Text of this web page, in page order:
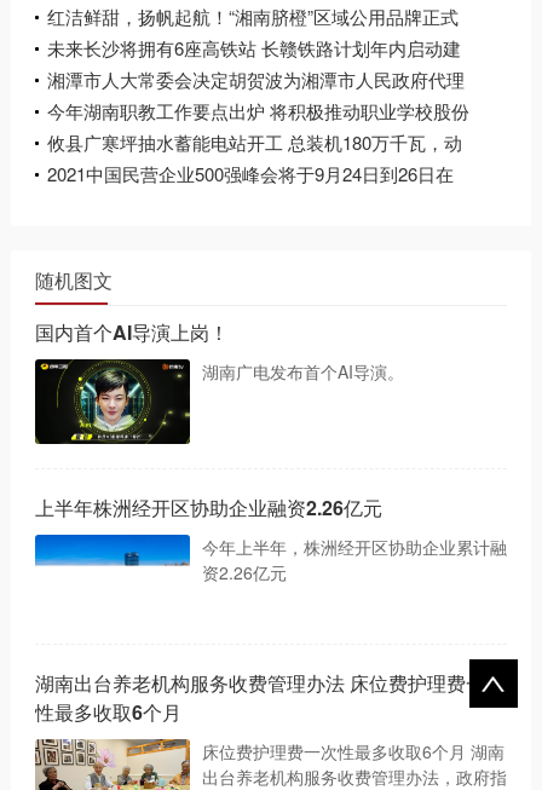
红洁鲜甜，扬帆起航！“湘南脐橙”区域公用品牌正式
发布
未来长沙将拥有6座高铁站 长赣铁路计划年内启动建
设
湘潭市人大常委会决定胡贺波为湘潭市人民政府代理
市长
今年湖南职教工作要点出炉 将积极推动职业学校股份
制、混合所有制改革
攸县广寒坪抽水蓄能电站开工 总装机180万千瓦，动
态总投资119.75亿元
2021中国民营企业500强峰会将于9月24日到26日在
随机图文
国内首个AI导演上岗！
湖南广电发布首个AI导演。
上半年株洲经开区协助企业融资2.26亿元
今年上半年，株洲经开区协助企业累计融
资2.26亿元
湖南出台养老机构服务收费管理办法 床位费护理费一次
性最多收取6个月
床位费护理费一次性最多收取6个月 湖南
出台养老机构服务收费管理办法，政府指